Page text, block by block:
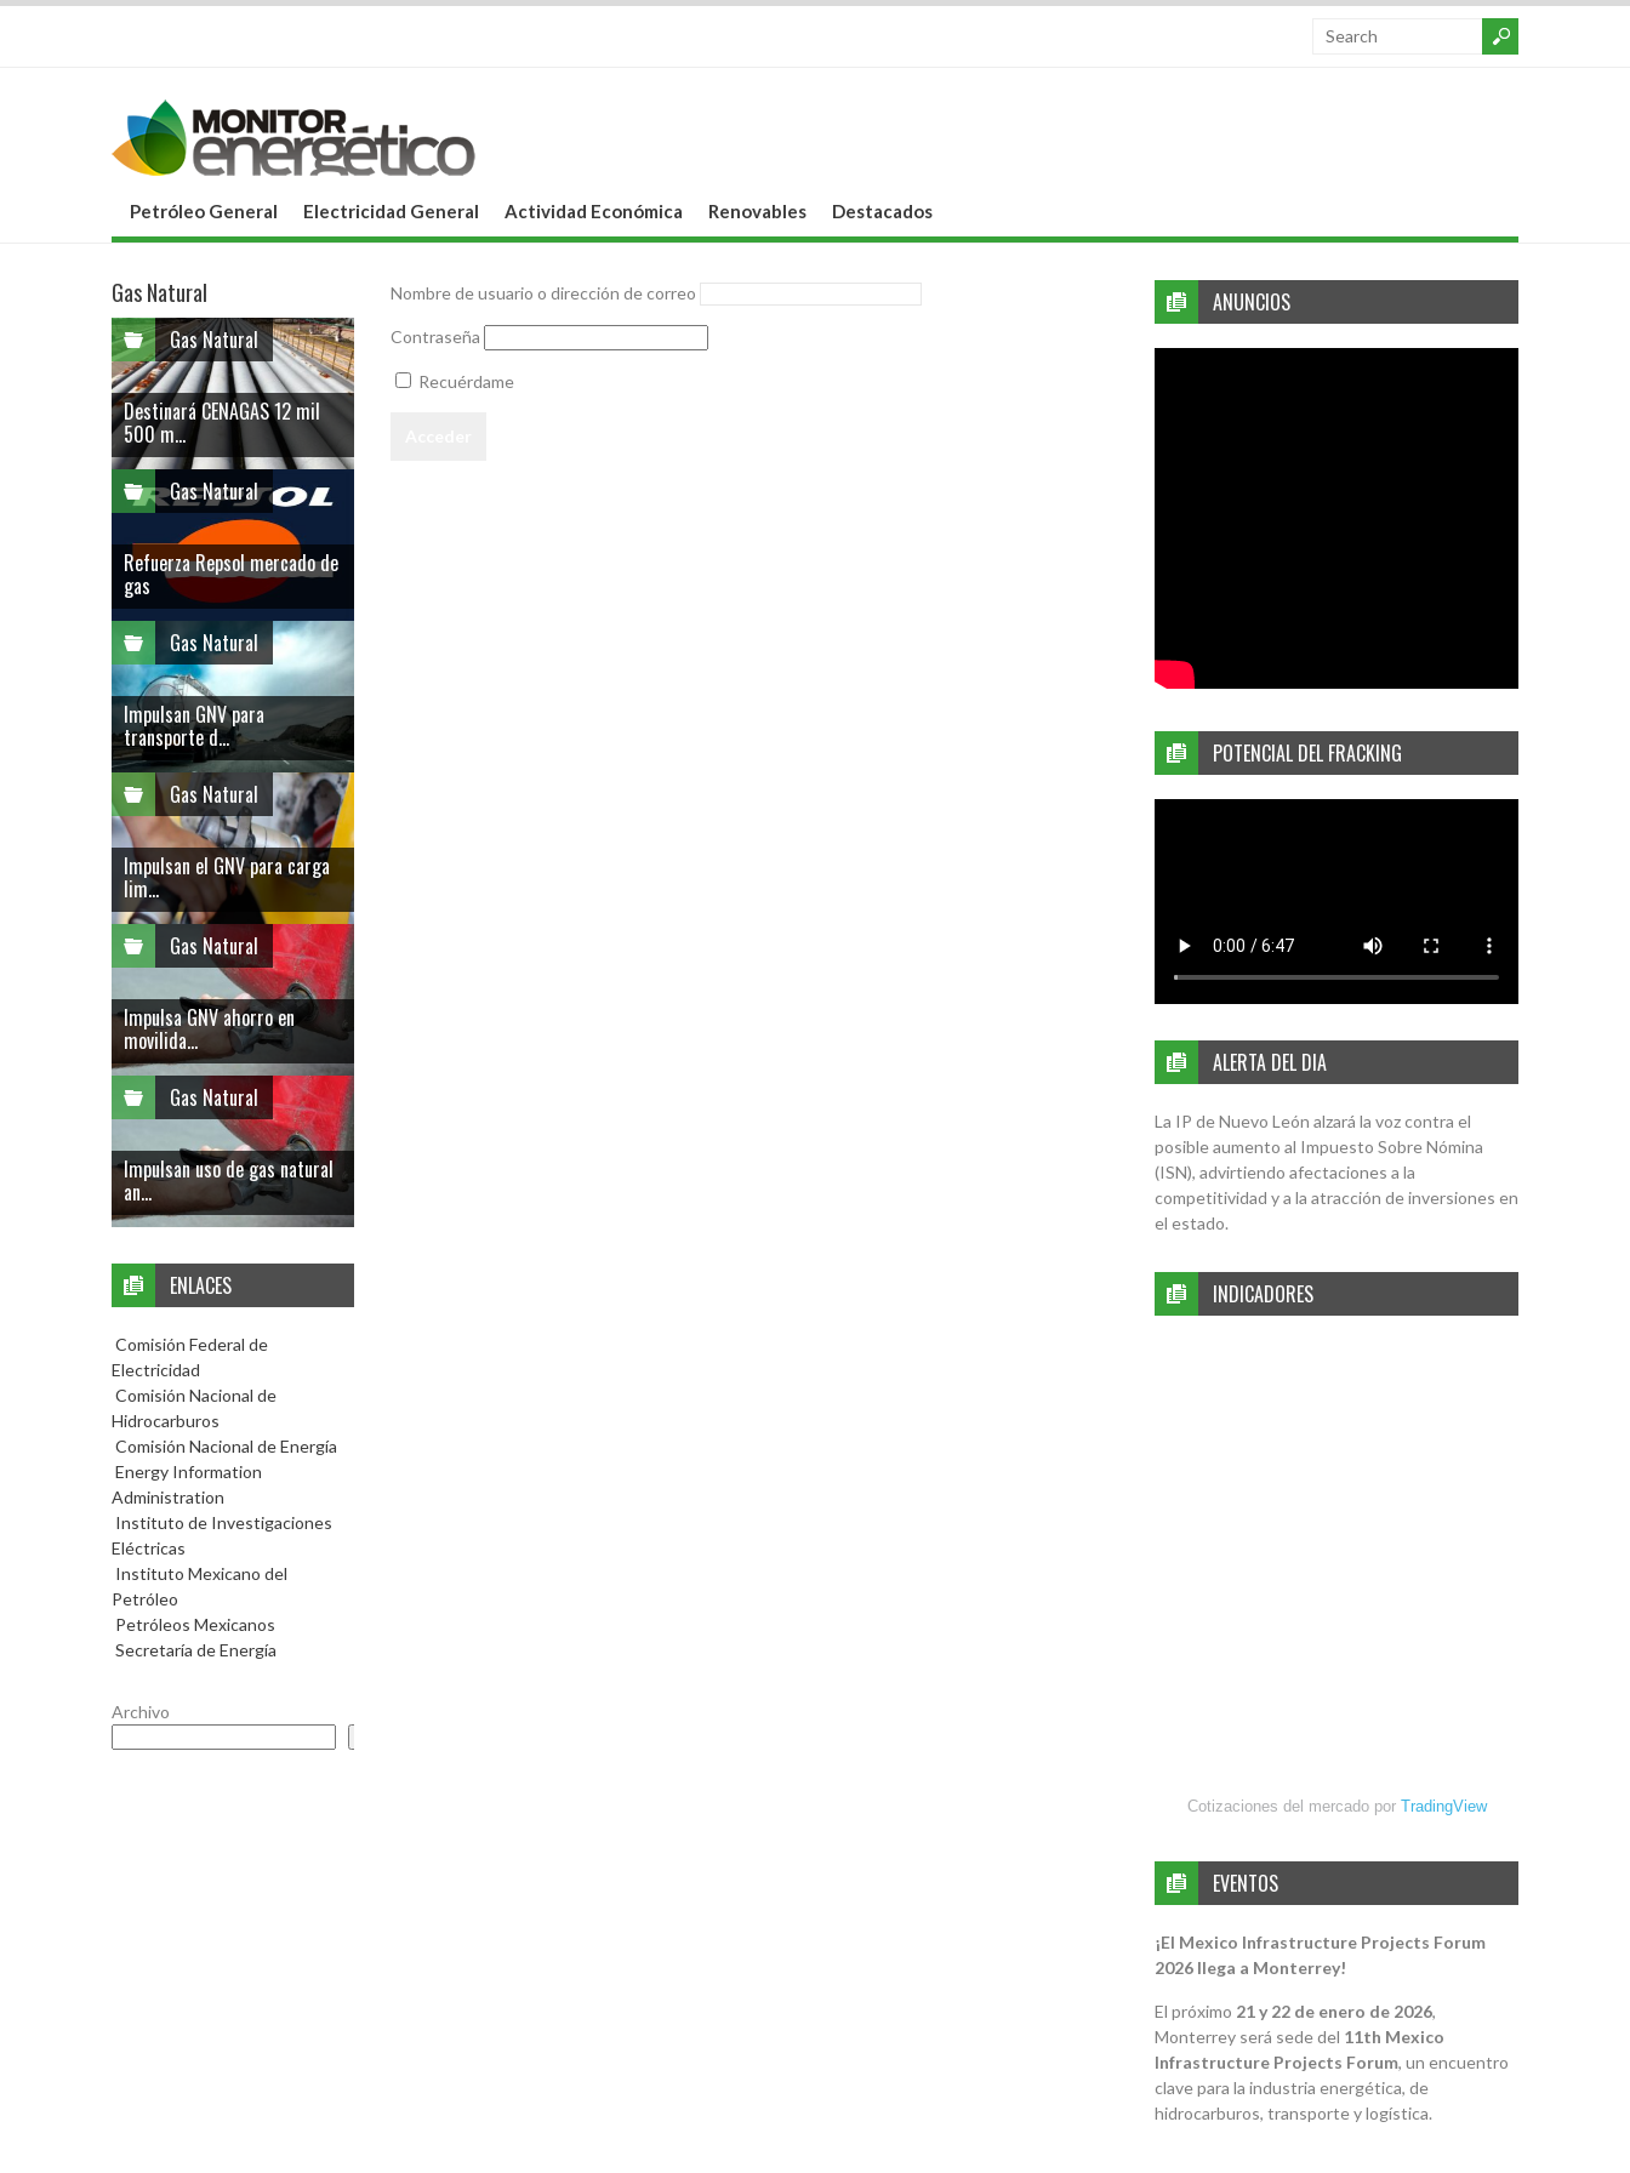
Petróleo General Electricidad General Actividad Económica Renovables Destacados
Nombre de usuario o dirección de correo
Contraseña
Recuérdame
ANUNCIOS
POTENCIAL DEL FRACKING
ALERTA DEL DIA
La IP de Nuevo León alzará la voz contra el
posible aumento al Impuesto Sobre Nómina
(ISN), advirtiendo afectaciones a la
competitividad y a la atracción de inversiones en
el estado.
INDICADORES
Cotizaciones del mercado por TradingView
EVENTOS
¡El Mexico Infrastructure Projects Forum
2026 llega a Monterrey!
El próximo 21 y 22 de enero de 2026,
Monterrey será sede del 11th Mexico
Infrastructure Projects Forum, un encuentro
clave para la industria energética, de
hidrocarburos, transporte y logística.
Gas Natural
Gas Natural
Destinará CENAGAS 12 mil
500 m...
Gas Natural
Refuerza Repsol mercado de
gas
Gas Natural
Impulsan GNV para
transporte d...
Gas Natural
Impulsan el GNV para carga
lim...
Gas Natural
Impulsa GNV ahorro en
movilida...
Gas Natural
Impulsan uso de gas natural
an...
ENLACES
Comisión Federal de
Electricidad
Comisión Nacional de
Hidrocarburos
Comisión Nacional de Energía
Energy Information
Administration
Instituto de Investigaciones
Eléctricas
Instituto Mexicano del
Petróleo
Petróleos Mexicanos
Secretaría de Energía
Archivo